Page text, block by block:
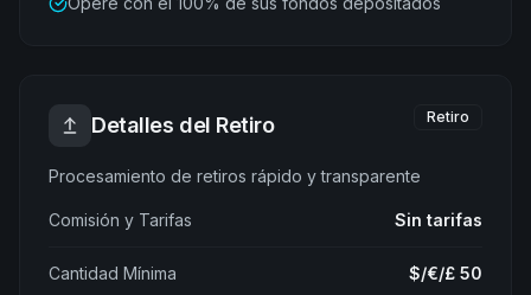
Detalles del Retiro Retiro
Procesamiento de retiros rápido y transparente
Comisión y Tarifas Sin tarifas
Cantidad Mínima $/€/£ 50